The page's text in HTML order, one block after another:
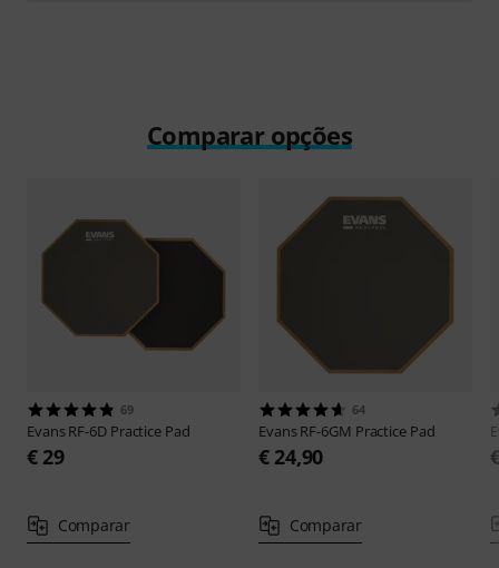
Comparar opções
69
EvansRF-6D Practice Pad
€ 29
Comparar
64
EvansRF-6GM Practice Pad
€ 24,90
Comparar